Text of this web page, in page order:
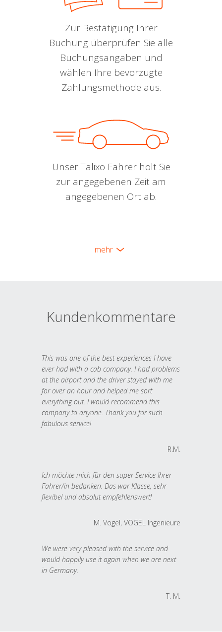
Zur Bestätigung Ihrer
Buchung überprüfen Sie alle
Buchungsangaben und
wählen Ihre bevorzugte
Zahlungsmethode aus.
Unser Talixo Fahrer holt Sie
zur angegebenen Zeit am
angegebenen Ort ab.
mehr
Kundenkommentare
This was one of the best experiences I have
ever had with a cab company. I had problems
at the airport and the driver stayed with me
for over an hour and helped me sort
everything out. I would recommend this
company to anyone. Thank you for such
fabulous service!
R.M.
Ich möchte mich für den super Service Ihrer
Fahrer/in bedanken. Das war Klasse, sehr
flexibel und absolut empfehlenswert!
M. Vogel, VOGEL Ingenieure
We were very pleased with the service and
would happily use it again when we are next
in Germany.
T. M.